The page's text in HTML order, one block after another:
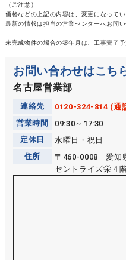
（ご注意）
価格などの上記の内容は、変更になってい
最新の情報は担当の営業センターへお問い
未完成物件の場合の築年月は、工事完了
お問い合わせはこち
名古屋営業部
連絡先
0120-324-814 (通
営業時間
09:30～17:30
定休日
水曜日・祝日
住所
〒460-0008 愛知
セントライズ栄４